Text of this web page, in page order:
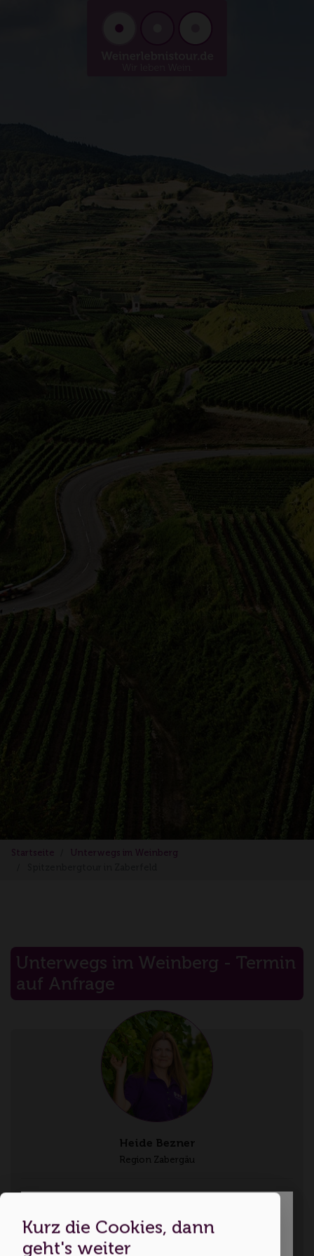
Startseite
Unterwegs im Weinberg
Unterwegs im Weinberg - Termin
auf Anfrage
Heide Bezner
Region Zabergäu
Dies ist eine Webseite für
Kurz die Cookies, dann
geht's weiter